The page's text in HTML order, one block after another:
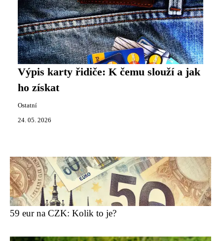
Výpis karty řidiče: K čemu slouží a jak
ho získat
Ostatní
24. 05. 2026
59 eur na CZK: Kolik to je?